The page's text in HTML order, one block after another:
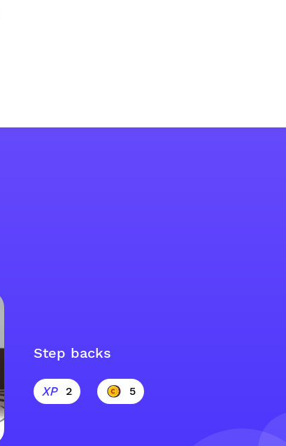
Step backs
2 5